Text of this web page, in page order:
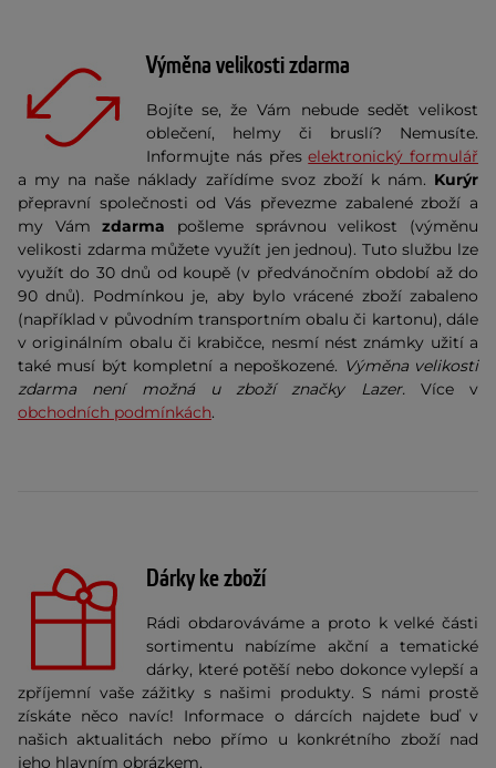
Výměna velikosti zdarma
Bojíte se, že Vám nebude sedět velikost
oblečení, helmy či bruslí? Nemusíte.
Informujte nás přeselektronický formulář
a my na naše náklady zařídíme svoz zboží k nám. Kurýr
přepravní společnosti od Vás převezme zabalené zboží a
my Vámzdarma pošleme správnou velikost (výměnu
velikosti zdarma můžete využít jen jednou). Tuto službu lze
využít do 30 dnů od koupě (v předvánočním období až do
90 dnů). Podmínkou je, aby bylo vrácené zboží zabaleno
(například v původním transportním obalu či kartonu), dále
v originálním obalu či krabičce, nesmí nést známky užití a
také musí být kompletní a nepoškozené. Výměna velikosti
zdarma není možná u zboží značky Lazer. Více v
obchodních podmínkách.
Dárky ke zboží
Rádi obdarováváme a proto k velké části
sortimentu nabízíme akční a tematické
dárky, které potěší nebo dokonce vylepší a
zpříjemní vaše zážitky s našimi produkty. S námi prostě
získáte něco navíc! Informace o dárcích najdete buď v
našich aktualitách nebo přímo u konkrétního zboží nad
jeho hlavním obrázkem.